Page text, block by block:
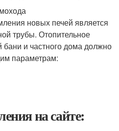
новых печей является
трубы. Отопительное
бани и частного дома должно
параметрам:
на сайте: